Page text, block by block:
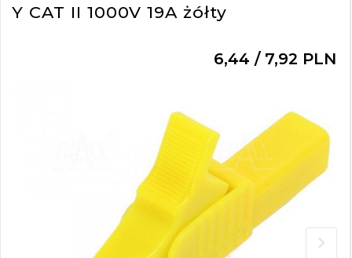
Y CAT II 1000V 19A żółty
6,44 / 7,92 PLN